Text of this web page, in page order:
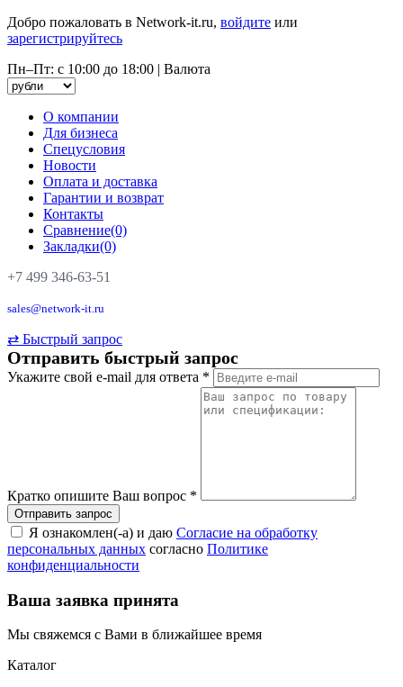
Добро пожаловать в Network-it.ru, войдите или
зарегистрируйтесь
Пн–Пт: с 10:00 до 18:00 | Валюта
О компании
Для бизнеса
Спецусловия
Новости
Оплата и доставка
Гарантии и возврат
Контакты
Сравнение(0)
Закладки(0)
+7 499 346-63-51
sales@network-it.ru
⇄ Быстрый запрос
Отправить быстрый запрос
Укажите свой e-mail для ответа *
Кратко опишите Ваш вопрос *
Я ознакомлен(-а) и даю Согласие на обработку
персональных данных согласно Политике
конфиденциальности
Ваша заявка принята
Мы свяжемся с Вами в ближайшее время
Каталог